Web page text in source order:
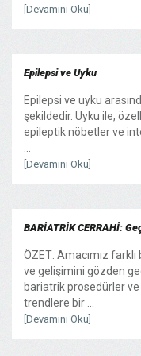
[Devamını Oku]
Epilepsi ve Uyku
Epilepsi ve uyku
şekildedir. Uyku ile,
epileptik nöbetler ve
[Devamını Oku]
BARİATRİK CERRAHİ:
ÖZET: Amacımız
ve gelişimini gözden
bariatrik prosedürler
trendlere bir ...
[Devamını Oku]